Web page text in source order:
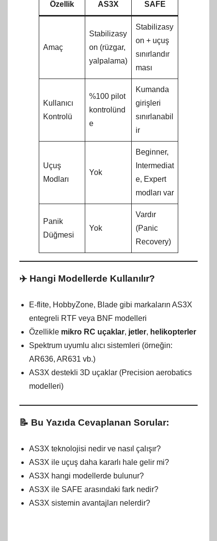
Özellik AS3X SAFE
Amaç
Stabilizasy
on (rüzgar,
yalpalama)
Stabilizasy
on + uçuş
sınırlandır
ması
Kullanıcı
Kontrolü
%100 pilot
kontrolünd
e
Kumanda
girişleri
sınırlanabil
ir
Uçuş
Modları
Yok
Beginner,
Intermediat
e, Expert
modları var
Panik
Düğmesi
Yok
Vardır
(Panic
Recovery)
✈️ Hangi Modellerde Kullanılır?
E-flite, HobbyZone, Blade gibi markaların AS3X
entegreli RTF veya BNF modelleri
Özellikle mikro RC uçaklar, jetler, helikopterler
Spektrum uyumlu alıcı sistemleri (örneğin:
AR636, AR631 vb.)
AS3X destekli 3D uçaklar (Precision aerobatics
modelleri)
📝 Bu Yazıda Cevaplanan Sorular:
AS3X teknolojisi nedir ve nasıl çalışır?
AS3X ile uçuş daha kararlı hale gelir mi?
AS3X hangi modellerde bulunur?
AS3X ile SAFE arasındaki fark nedir?
AS3X sistemin avantajları nelerdir?